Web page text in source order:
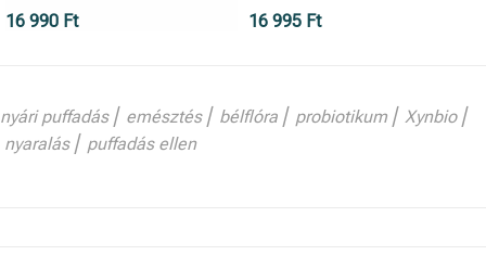
16 990 Ft 16 995 Ft
nyári puffadás ⎢ emésztés ⎢ bélflóra ⎢ probiotikum ⎢ Xynbio ⎢
nyaralás ⎢ puffadás ellen